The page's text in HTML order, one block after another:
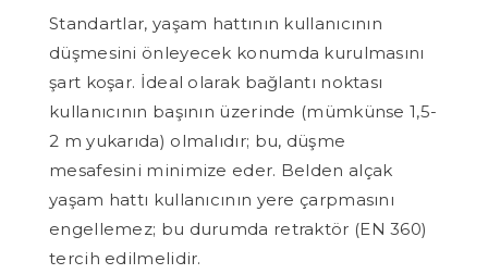
Standartlar, yaşam hattının kullanıcının
düşmesini önleyecek konumda kurulmasını
şart koşar. İdeal olarak bağlantı noktası
kullanıcının başının üzerinde (mümkünse 1,5-
2 m yukarıda) olmalıdır; bu, düşme
mesafesini minimize eder. Belden alçak
yaşam hattı kullanıcının yere çarpmasını
engellemez; bu durumda retraktör (EN 360)
tercih edilmelidir.